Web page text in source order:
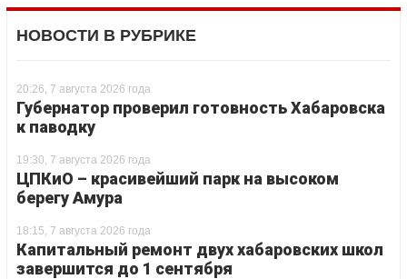
НОВОСТИ В РУБРИКЕ
20:26, 7 августа 2026 года
Губернатор проверил готовность Хабаровска
к паводку
19:30, 7 августа 2026 года
ЦПКиО – красивейший парк на высоком
берегу Амура
18:15, 7 августа 2026 года
Капитальный ремонт двух хабаровских школ
завершится до 1 сентября